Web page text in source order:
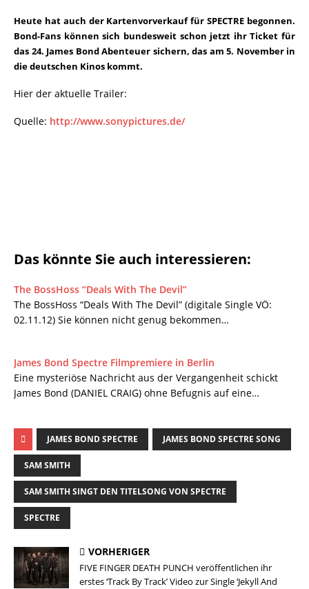
Heute hat auch der Kartenvorverkauf für SPECTRE begonnen.
Bond-Fans können sich bundesweit schon jetzt ihr Ticket für
das 24. James Bond Abenteuer sichern, das am 5. November in
die deutschen Kinos kommt.
Hier der aktuelle Trailer:
Quelle: http://www.sonypictures.de/
Das könnte Sie auch interessieren:
The BossHoss “Deals With The Devil”
The BossHoss “Deals With The Devil” (digitale Single VÖ:
02.11.12) Sie können nicht genug bekommen…
James Bond Spectre Filmpremiere in Berlin
Eine mysteriöse Nachricht aus der Vergangenheit schickt
James Bond (DANIEL CRAIG) ohne Befugnis auf eine…
JAMES BOND SPECTRE JAMES BOND SPECTRE SONG
SAM SMITH
SAM SMITH SINGT DEN TITELSONG VON SPECTRE
SPECTRE
VORHERIGER
FIVE FINGER DEATH PUNCH veröffentlichen ihr
erstes ‘Track By Track’ Video zur Single ‘Jekyll And